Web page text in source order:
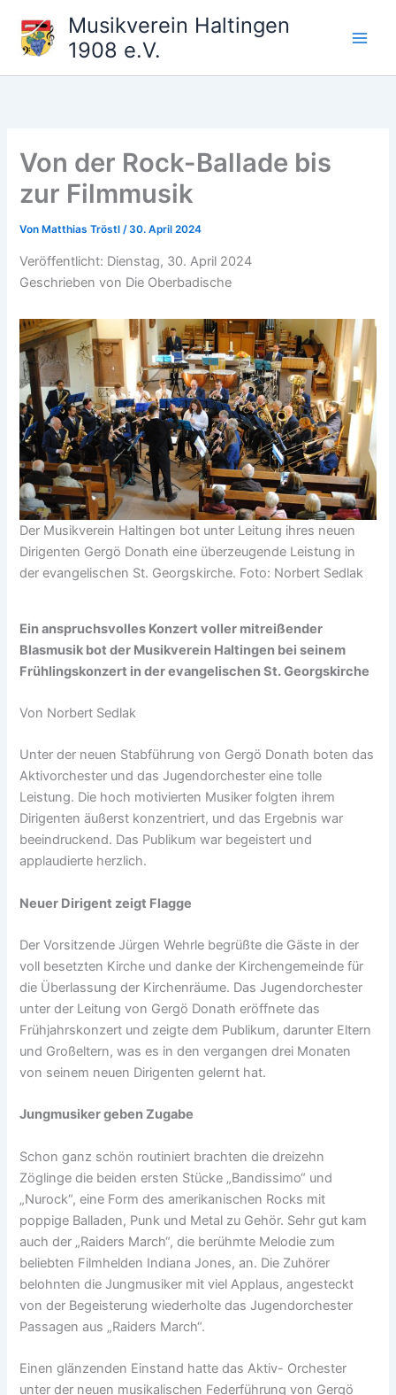
Inhalt
springen
Musikverein Haltingen
1908 e.V.
Von der Rock-Ballade bis
zur Filmmusik
Von Matthias Tröstl/30. April 2024
Veröffentlicht: Dienstag, 30. April 2024
Geschrieben von Die Oberbadische
Der Musikverein Haltingen bot unter Leitung ihres neuen
Dirigenten Gergö Donath eine überzeugende Leistung in
der evangelischen St. Georgskirche. Foto: Norbert Sedlak
Ein anspruchsvolles Konzert voller mitreißender
Blasmusik bot der Musikverein Haltingen bei seinem
Frühlingskonzert in der evangelischen St. Georgskirche
Von Norbert Sedlak
Unter der neuen Stabführung von Gergö Donath boten das
Aktivorchester und das Jugendorchester eine tolle
Leistung. Die hoch motivierten Musiker folgten ihrem
Dirigenten äußerst konzentriert, und das Ergebnis war
beeindruckend. Das Publikum war begeistert und
applaudierte herzlich.
Neuer Dirigent zeigt Flagge
Der Vorsitzende Jürgen Wehrle begrüßte die Gäste in der
voll besetzten Kirche und danke der Kirchengemeinde für
die Überlassung der Kirchenräume. Das Jugendorchester
unter der Leitung von Gergö Donath eröffnete das
Frühjahrskonzert und zeigte dem Publikum, darunter Eltern
und Großeltern, was es in den vergangen drei Monaten
von seinem neuen Dirigenten gelernt hat.
Jungmusiker geben Zugabe
Schon ganz schön routiniert brachten die dreizehn
Zöglinge die beiden ersten Stücke „Bandissimo“ und
„Nurock“, eine Form des amerikanischen Rocks mit
poppige Balladen, Punk und Metal zu Gehör. Sehr gut kam
auch der „Raiders March“, die berühmte Melodie zum
beliebten Filmhelden Indiana Jones, an. Die Zuhörer
belohnten die Jungmusiker mit viel Applaus, angesteckt
von der Begeisterung wiederholte das Jugendorchester
Passagen aus „Raiders March“.
Einen glänzenden Einstand hatte das Aktiv- Orchester
unter der neuen musikalischen Federführung von Gergö